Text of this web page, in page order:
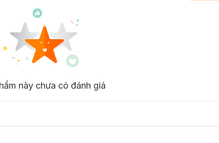
này chưa có đánh giá